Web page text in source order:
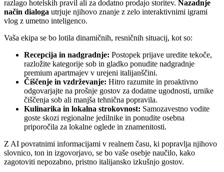
razlago hotelskih pravil ali za dodatno prodajo storitev. Nazadnje
način dialoga utrjuje njihovo znanje z zelo interaktivnimi igrami
vlog z umetno inteligenco.
Vaša ekipa se bo lotila dinamičnih, resničnih situacij, kot so:
Recepcija in nadgradnje: Postopek prijave uredite tekoče,
razložite kategorije sob in gladko ponudite nadgradnje
premium apartmajev v urejeni italijanščini.
Čiščenje in vzdrževanje: Hitro razumite in proaktivno
odgovarjajte na prošnje gostov za dodatne ugodnosti, urnike
čiščenja sob ali manjša tehnična popravila.
Kulinarika in lokalna strokovnost: Samozavestno vodite
goste skozi regionalne jedilnike in ponudite osebna
priporočila za lokalne oglede in znamenitosti.
Z AI povratnimi informacijami v realnem času, ki popravlja njihovo
slovnico, ton in izgovorjavo, se bo vaše osebje naučilo, kako
zagotoviti nepozabno, pristno italijansko izkušnjo gostov.